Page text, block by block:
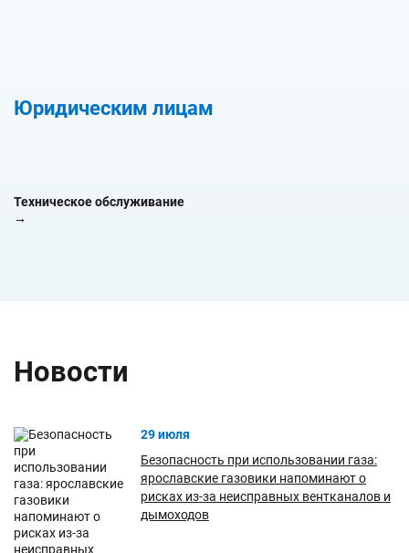
Юридическим лицам
Техническое обслуживание
→
Новости
29 июля
Безопасность при использовании газа:
ярославские газовики напоминают о
рисках из-за неисправных вентканалов и
дымоходов